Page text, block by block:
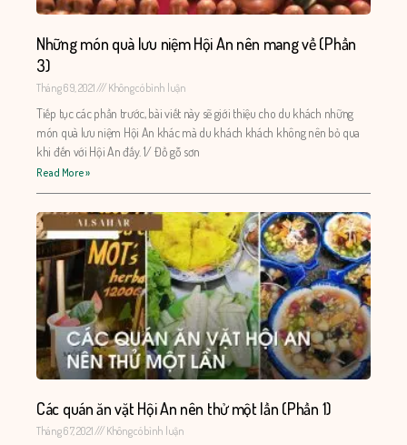
Những món quà lưu niệm Hội An nên mang về (Phần
3)
Tháng 6 9, 2021 Không có bình luận
Tiếp tục các phần trước, bài viết này sẽ giới thiệu cho du khách những
món quà lưu niệm Hội An khác mà du khách khách không nên bỏ qua
khi đến với Hội An đấy. 1/ Đồ gỗ sơn
Read More »
Các quán ăn vặt Hội An nên thử một lần (Phần 1)
Tháng 6 7, 2021 Không có bình luận